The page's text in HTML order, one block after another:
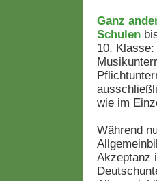
Ganz
Schulen
10.
wie im
Während
Akzeptanz